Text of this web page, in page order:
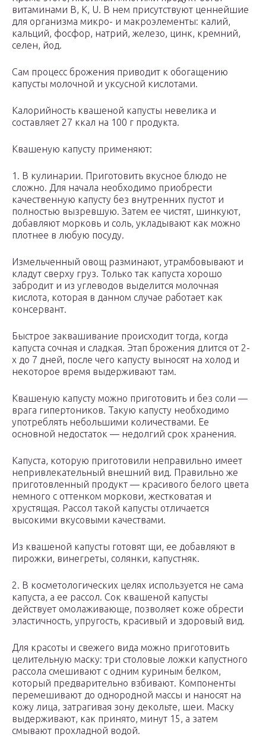
витаминами В, К, U. В нем присутствуют ценнейшие
для организма микро- и макроэлементы: калий,
кальций, фосфор, натрий, железо, цинк, кремний,
селен, йод.
Сам процесс брожения приводит к обогащению
капусты молочной и уксусной кислотами.
Калорийность квашеной капусты невелика и
составляет 27 ккал на 100 г продукта.
Квашеную капусту применяют:
1. В кулинарии. Приготовить вкусное блюдо не
сложно. Для начала необходимо приобрести
качественную капусту без внутренних пустот и
полностью вызревшую. Затем ее чистят, шинкуют,
добавляют морковь и соль, укладывают как можно
плотнее в любую посуду.
Измельченный овощ разминают, утрамбовывают и
кладут сверху груз. Только так капуста хорошо
забродит и из углеводов выделится молочная
кислота, которая в данном случае работает как
консервант.
Быстрое заквашивание происходит тогда, когда
капуста сочная и сладкая. Этап брожения длится от 2-
х до 7 дней, после чего капусту выносят на холод и
некоторое время выдерживают там.
Квашеную капусту можно приготовить и без соли —
врага гипертоников. Такую капусту необходимо
употреблять небольшими количествами. Ее
основной недостаток — недолгий срок хранения.
Капуста, которую приготовили неправильно имеет
непривлекательный внешний вид. Правильно же
приготовленный продукт — красивого белого цвета
немного с оттенком моркови, жестковатая и
хрустящая. Рассол такой капусты отличается
высокими вкусовыми качествами.
Из квашеной капусты готовят щи, ее добавляют в
пирожки, винегреты, солянки, капустняк.
2. В косметологических целях используется не сама
капуста, а ее рассол. Сок квашеной капусты
действует омолаживающе, позволяет коже обрести
эластичность, упругость, красивый и здоровый вид.
Для красоты и свежего вида можно приготовить
целительную маску: три столовые ложки капустного
рассола смешивают с одним куриным белком,
который предварительно взбивают. Компоненты
перемешивают до однородной массы и наносят на
кожу лица, затрагивая зону декольте, шеи. Маску
выдерживают, как принято, минут 15, а затем
смывают прохладной водой.